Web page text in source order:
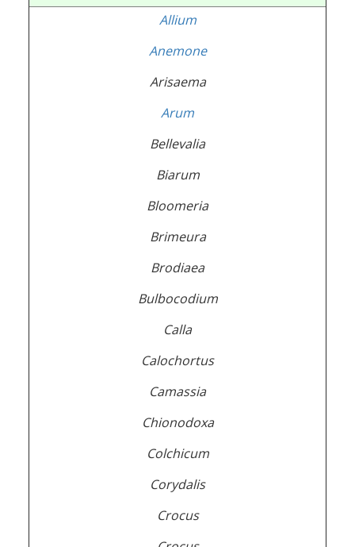
Allium
Anemone
Arisaema
Arum
Bellevalia
Biarum
Bloomeria
Brimeura
Brodiaea
Bulbocodium
Calla
Calochortus
Camassia
Chionodoxa
Colchicum
Corydalis
Crocus